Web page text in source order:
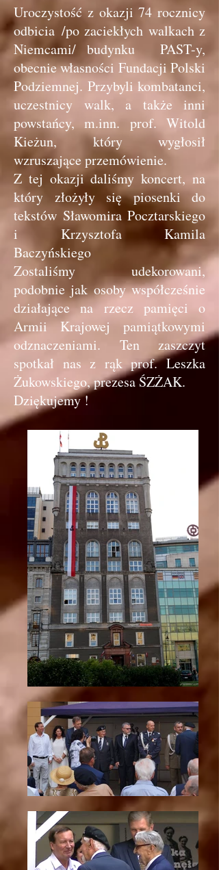
Uroczystość z okazji 74 rocznicy
odbicia /po zaciekłych walkach z
Niemcami/ budynku PAST-y,
obecnie własności Fundacji Polski
Podziemnej. Przybyli kombatanci,
uczestnicy walk, a także inni
powstańcy, m.inn. prof. Witold
Kieżun, który wygłosił
wzruszające przemówienie.
Z tej okazji daliśmy koncert, na
który złożyły się piosenki do
tekstów Sławomira Pocztarskiego
i Krzysztofa Kamila
Baczyńskiego
Zostaliśmy udekorowani,
podobnie jak osoby współcześnie
działające na rzecz pamięci o
Armii Krajowej pamiątkowymi
odznaczeniami. Ten zaszczyt
spotkał nas z rąk prof. Leszka
Żukowskiego, prezesa ŚZŻAK.
Dziękujemy !